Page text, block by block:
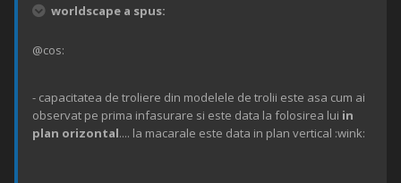
worldscape a spus:
@cos:
- capacitatea de troliere din modelele de trolii este asa cum ai
observat pe prima infasurare si este data la folosirea lui in
plan orizontal.... la macarale este data in plan vertical :wink: